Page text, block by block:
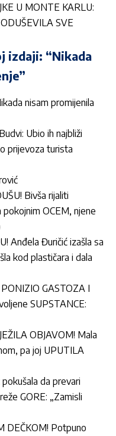
U MONTE KARLU:
SVE
izdaji: “Nikada
nisam promijenila
Ubio ih najbliži
prijevoza turista
Bivša rijaliti
OCEM, njene
Anđela Đuričić izašla sa
kod plastičara i dala
GASTOZA I
SUPSTANCE:
OBJAVOM! Mala
pa joj UPUTILA
da prevari
GORE: „Zamisli
DEČKOM! Potpuno